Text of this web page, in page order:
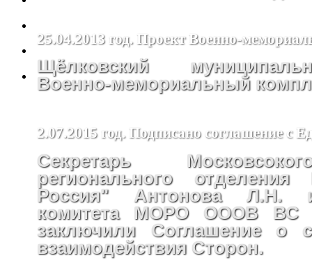
25.04.2013 год. Проект Военно-
Щёлковский
Военно-мемориальный
2.07.2015 год. Подписано соглашение с
Секретарь
регионального
Россия" Антонова Л.Н.
комитета МОРО ОООВ ВС
заключили Соглашение о
взаимодействия Сторон.